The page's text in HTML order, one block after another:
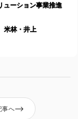
ーション事業推進
米林・井上
事へ